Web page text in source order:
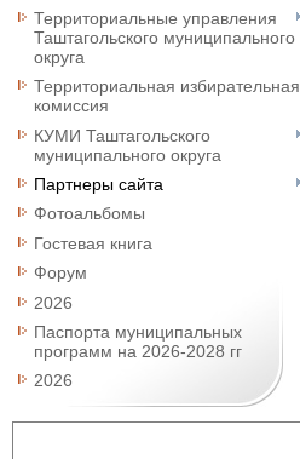
Территориальные управления
Таштагольского муниципального
округа
Территориальная избирательная
комиссия
КУМИ Таштагольского
муниципального округа
Партнеры сайта
Фотоальбомы
Гостевая книга
Форум
2026
Паспорта муниципальных
программ на 2026-2028 гг
2026